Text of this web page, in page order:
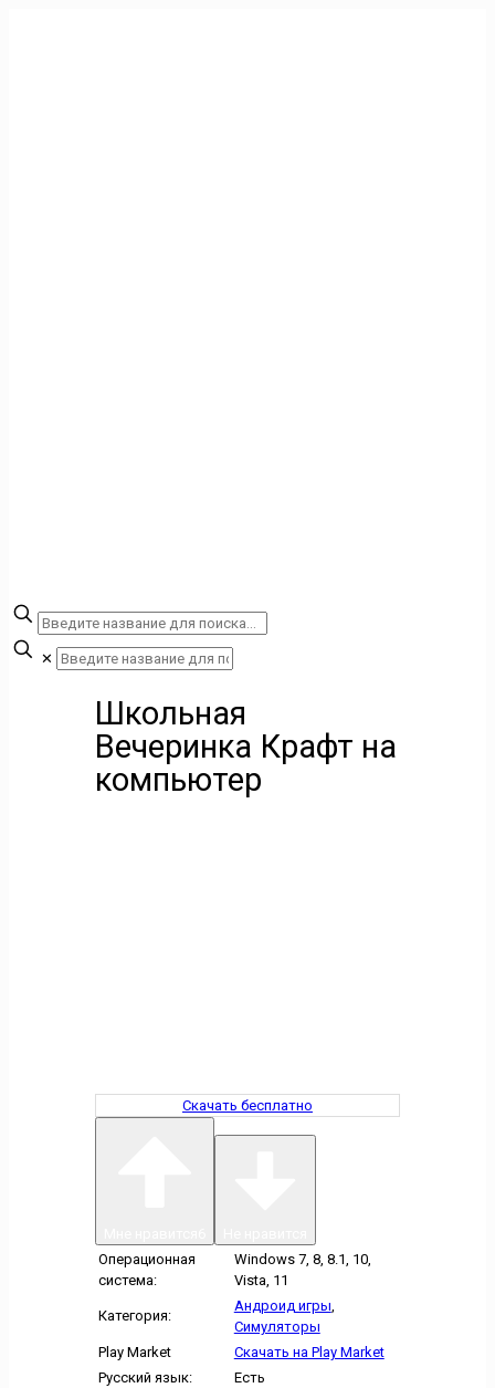
✕
Школьная
Вечеринка Крафт на
компьютер
Скачать бесплатно
Операционная
система:
Windows 7, 8, 8.1, 10,
Vista, 11
Категория:
Андроид игры,
Симуляторы
Play Market
Скачать на Play Market
Русский язык:
Есть